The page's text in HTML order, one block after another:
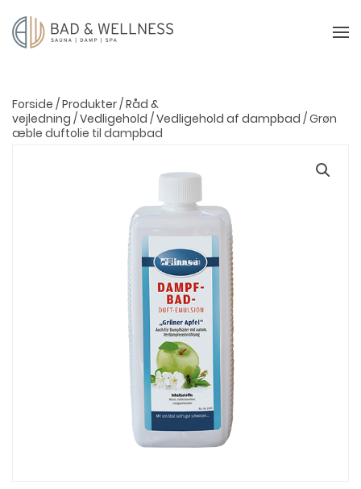
Forside /Produkter/Råd &
vejledning /Vedligehold /Vedligehold af dampbad / Grøn
æble duftolie til dampbad